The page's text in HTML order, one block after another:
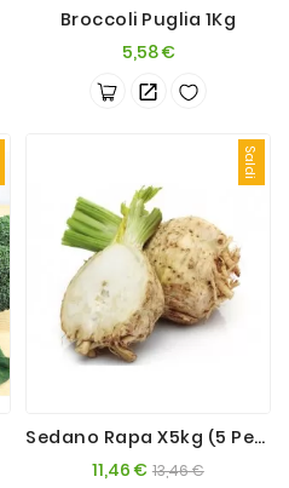
Broccoli Puglia 1Kg
5,58 €Prezzo
Saldi
Sedano Rapa X5kg (5 Pezzi)
11,46 € Prezzo
13,46 €Prezzo